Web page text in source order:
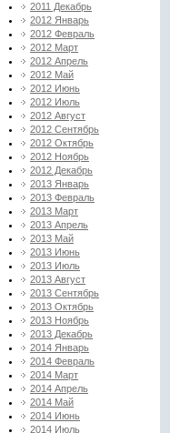
2011 Декабрь
2012 Январь
2012 Февраль
2012 Март
2012 Апрель
2012 Май
2012 Июнь
2012 Июль
2012 Август
2012 Сентябрь
2012 Октябрь
2012 Ноябрь
2012 Декабрь
2013 Январь
2013 Февраль
2013 Март
2013 Апрель
2013 Май
2013 Июнь
2013 Июль
2013 Август
2013 Сентябрь
2013 Октябрь
2013 Ноябрь
2013 Декабрь
2014 Январь
2014 Февраль
2014 Март
2014 Апрель
2014 Май
2014 Июнь
2014 Июль